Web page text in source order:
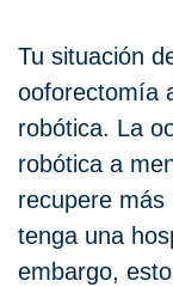
Tu situación
ooforectomía
robótica. La
robótica a
recupere
tenga una
embargo,